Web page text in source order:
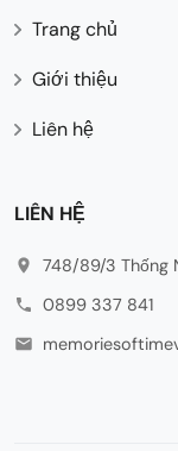
Trang chủ
Giới thiệu
Liên hệ
LIÊN HỆ
748/89/3 Thống
0899 337 841